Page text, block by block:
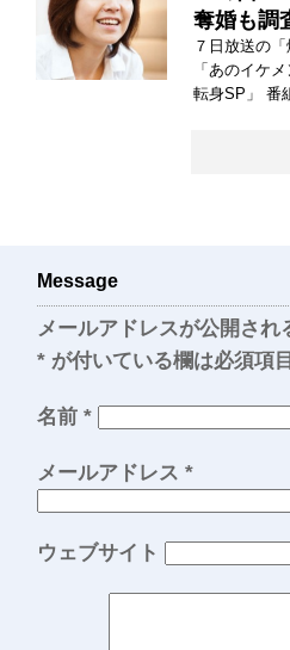
奪婚も調
７日放送の
「あのイケ
転身SP」 番
Message
メールアドレスが公開され
* が付いている欄は必須項
名前 *
メールアドレス *
ウェブサイト